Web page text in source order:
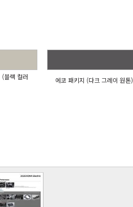
(블랙 컬러
에코 패키지 (다크 그레이 원톤)